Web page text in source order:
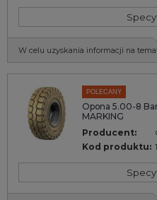
W celu uzyskania informacji na
POLECANY
Opona 5.00-8
MARKING
Producent:
Kod produktu: